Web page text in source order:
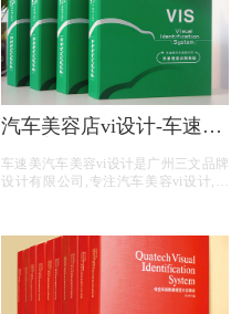
汽车美容店vi设计-车速美
车速美汽车美容vi设计是广州三文品牌
设计有限公司,专注汽车美容vi设计,汽
计,提供专业vi设计,集团vi设计,品牌vi设
计,品牌vis设计,精美vis设计等汽车美容
vi设计服务。